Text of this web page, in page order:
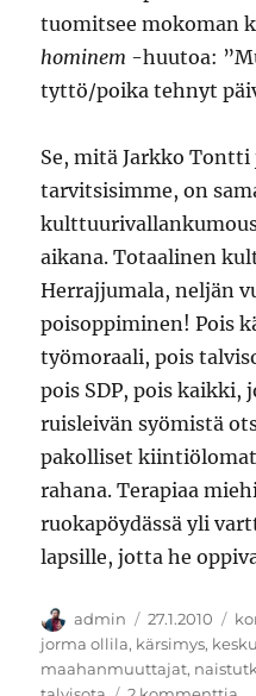
tuomitsee mokoman
hominem -huutoa:
tyttö/poika tehnyt
Se, mitä Jarkko
tarvitsisimme, on
aikana. Totaalinen
Herrajjumala, neljän
poisoppiminen! Pois
työmoraali, pois
pois SDP, pois kaikki,
ruisleivän syömistä
pakolliset
rahana. Terapiaa
ruokapöydässä yli
lapsille, jotta he
Kirjoittaja
admin Julkaistu
27.1.2010
jorma ollila, kärsimys,
maahanmuuttajat,